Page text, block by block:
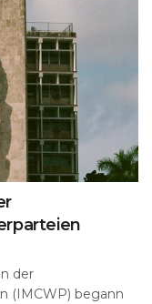
der
(IMCWP) begann